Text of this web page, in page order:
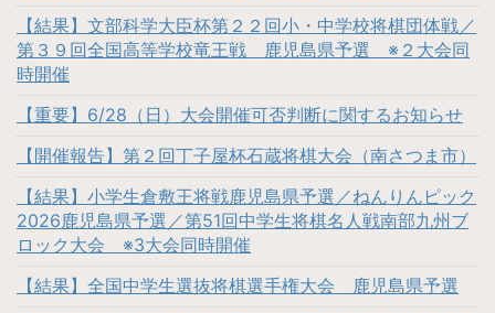
【結果】文部科学大臣杯第２２回小・中学校将棋団体戦／
第３９回全国高等学校竜王戦 鹿児島県予選 ※２大会同
時開催
【重要】6/28（日）大会開催可否判断に関するお知らせ
【開催報告】第２回丁子屋杯石蔵将棋大会（南さつま市）
【結果】小学生倉敷王将戦鹿児島県予選／ねんりんピック
2026鹿児島県予選／第51回中学生将棋名人戦南部九州ブ
ロック大会 ※3大会同時開催
【結果】全国中学生選抜将棋選手権大会 鹿児島県予選